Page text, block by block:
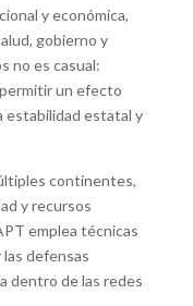
y económica,
gobierno y
no es casual:
un efecto
estabilidad estatal y
continentes,
y recursos
emplea técnicas
defensas
dentro de las redes